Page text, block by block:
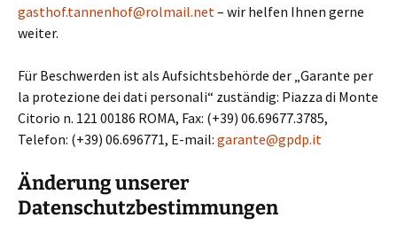
gasthof.tannenhof@rolmail.net– wir helfen Ihnen gerne
weiter.
Für Beschwerden ist als Aufsichtsbehörde der „Garante per
la protezione dei dati personali“ zuständig: Piazza di Monte
Citorio n. 121 00186 ROMA, Fax: (+39) 06.69677.3785,
Telefon: (+39) 06.696771, E-mail: garante@gpdp.it
Änderung unserer
Datenschutzbestimmungen